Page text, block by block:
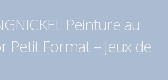
Peinture au
Petit Format – Jeux de